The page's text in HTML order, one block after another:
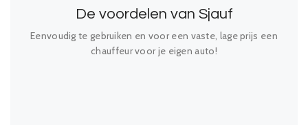
De voordelen van Sjauf
Eenvoudig te gebruiken en voor een vaste, lage prijs een
chauffeur voor je eigen auto!